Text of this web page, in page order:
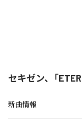
セキゼン、「
新曲情報